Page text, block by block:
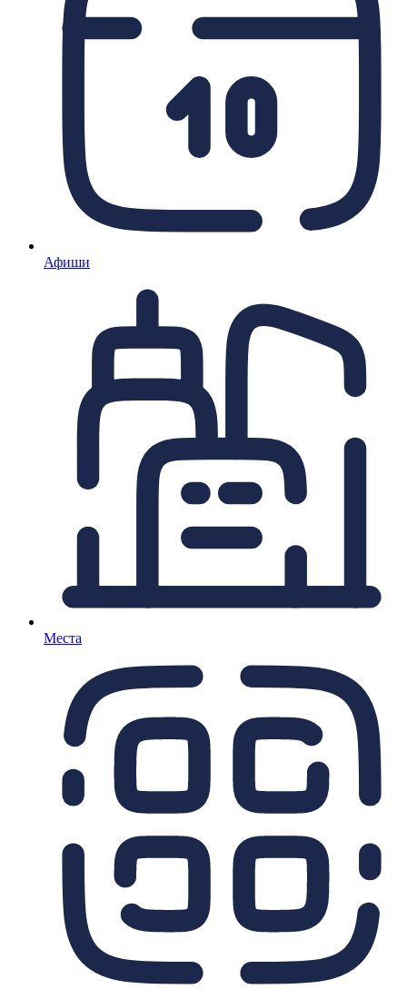
Афиши
Места